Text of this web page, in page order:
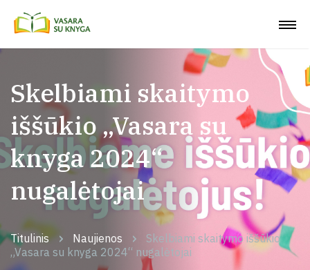
Skelbiami skaitymo
iššūkio „Vasara su
knyga 2024“
nugalėtojai
Titulinis Naujienos
Skelbiami skaitymo iššūkio
„Vasara su knyga 2024“ nugalėtojai